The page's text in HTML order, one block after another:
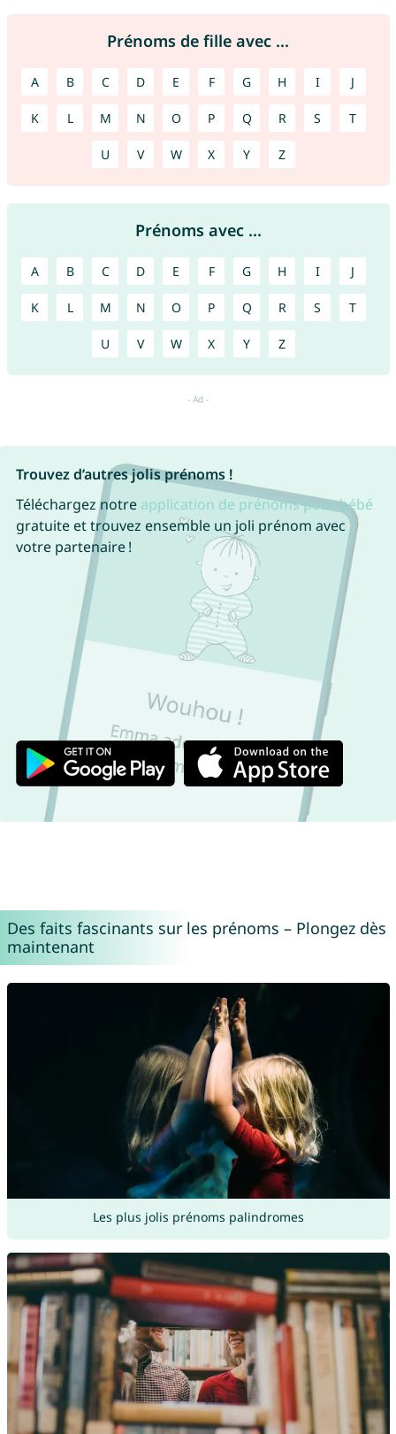
Prénoms de fille avec ...
A B C D E F G H I J
K L M N O P Q R S T
U V W X Y Z
Prénoms avec ...
A B C D E F G H I J
K L M N O P Q R S T
U V W X Y Z
Trouvez d’autres jolis prénoms !
Téléchargez notre application de prénoms pour bébé
gratuite et trouvez ensemble un joli prénom avec
votre partenaire !
Des faits fascinants sur les prénoms – Plongez dès
maintenant
Les plus jolis prénoms palindromes